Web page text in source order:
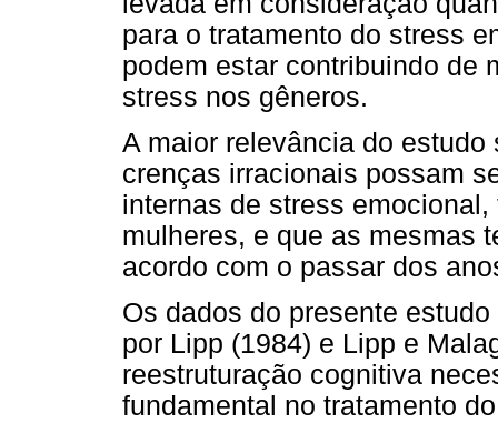
para o tratamento do stress
podem estar contribuindo de
stress nos gêneros.
A maior relevância do
crenças irracionais possam
internas de stress
mulheres, e que as mesmas
acordo com o passar dos
Os dados do presente
por Lipp (1984) e Lipp e
reestruturação cognitiva
fundamental no tratamento